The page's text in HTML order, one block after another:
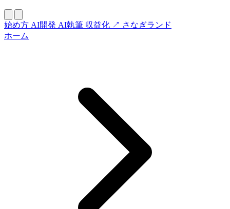
始め方 AI開発 AI執筆 収益化 ↗ さなぎランド
ホーム